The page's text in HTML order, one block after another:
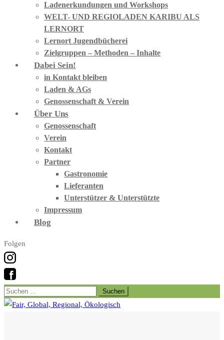
Ladenerkundungen und Workshops
WELT- UND REGIOLADEN KARIBU ALS
LERNORT
Lernort Jugendbücherei
Zielgruppen – Methoden – Inhalte
Dabei Sein!
in Kontakt bleiben
Laden & AGs
Genossenschaft & Verein
Über Uns
Genossenschaft
Verein
Kontakt
Partner
Gastronomie
Lieferanten
Unterstützer & Unterstützte
Impressum
Blog
Folgen
Suchen
nach: